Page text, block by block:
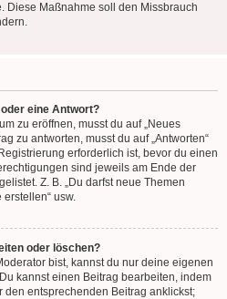
Diese Maßnahme soll den Missbrauch
eine Antwort?
zu eröffnen, musst du auf „Neues
zu antworten, musst du auf „Antworten“
erforderlich ist, bevor du einen
sind jeweils am Ende der
Z. B. „Du darfst neue Themen
erstellen“ usw.
oder löschen?
bist, kannst du nur deine eigenen
kannst einen Beitrag bearbeiten, indem
den entsprechenden Beitrag anklickst;